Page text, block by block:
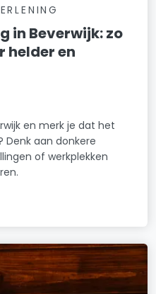
in Beverwijk: zo
helder en
en merk je dat het
Denk aan donkere
of werkplekken